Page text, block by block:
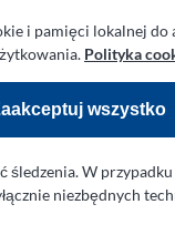
Operations
Motopark Koszalin
Rodzina Wolarków
i pamięci lokalnej do
Polityka
wszystko
śledzenia. W
niezbędnych